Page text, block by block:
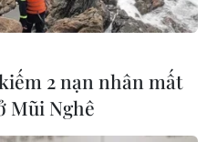
2 nạn nhân mất
Mũi Nghê